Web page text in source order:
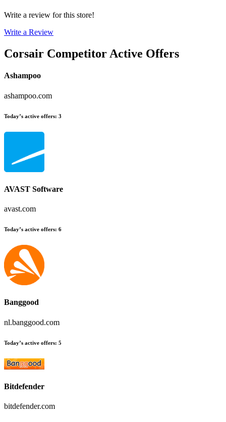
Write a review for this store!
Write a Review
Corsair Competitor Active Offers
Ashampoo
ashampoo.com
Today’s active offers: 3
AVAST Software
avast.com
Today’s active offers: 6
Banggood
nl.banggood.com
Today’s active offers: 5
Bitdefender
bitdefender.com